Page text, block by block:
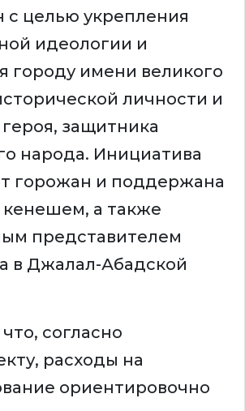
с целью укрепления
идеологии и
городу имени великого
личности и
защитника
народа. Инициатива
горожан и поддержана
а также
представителем
в Джалал-Абадской
согласно
расходы на
ориентировочно